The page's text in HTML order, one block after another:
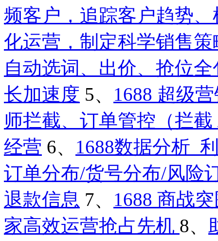
频客户，追踪客户趋势
化运营，制定科学销售
自动选词、出价、抢位
长加速度 5、 1688 超级
师拦截、订单管控（拦
经营 6、 1688数据分析_
订单分布/货号分布/风险
退款信息 7、 1688 商战
家高效运营抢占先机 8、